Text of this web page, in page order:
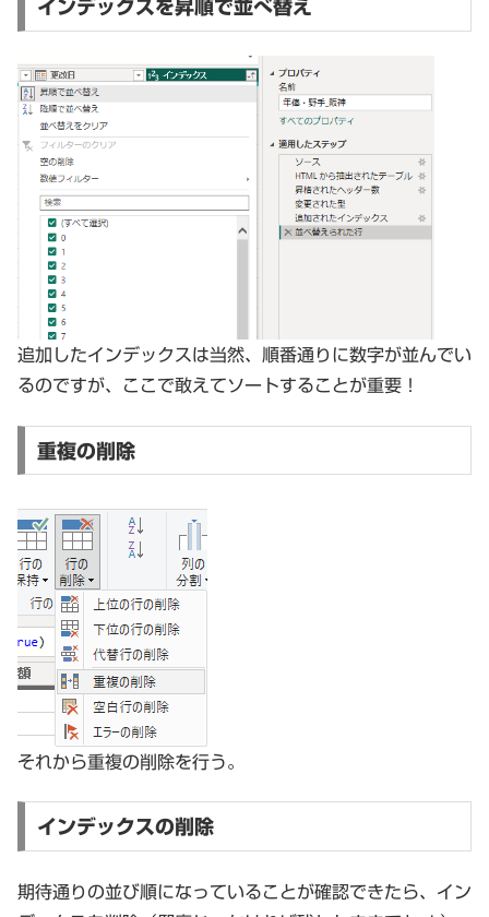
インデックスを昇順で並べ替え
追加したインデックスは当然、順番通りに数字が並んでい
るのですが、ここで敢えてソートすることが重要！
重複の削除
それから重複の削除を行う。
インデックスの削除
期待通りの並び順になっていることが確認できたら、イン